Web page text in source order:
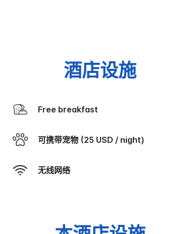
酒店设施
Free breakfast
可携带宠物 (25 USD / night)
无线网络